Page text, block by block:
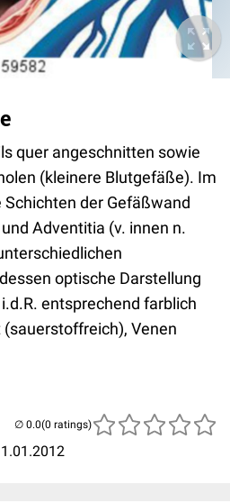
quer angeschnitten sowie
(kleinere Blutgefäße). Im
der Gefäßwand
Adventitia (v. innen n.
optische Darstellung
entsprechend farblich
Venen
(0 ratings)